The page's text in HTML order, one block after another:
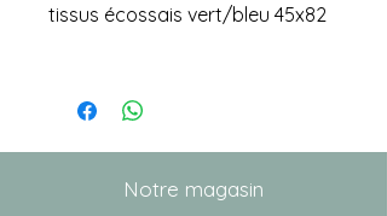
tissus écossais vert/bleu 45x82
Notre magasin